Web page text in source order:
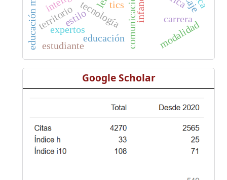
tecnología
educación
tics
modalidad
estilo
estudiante
territorio
expertos
carrera
Google Scholar